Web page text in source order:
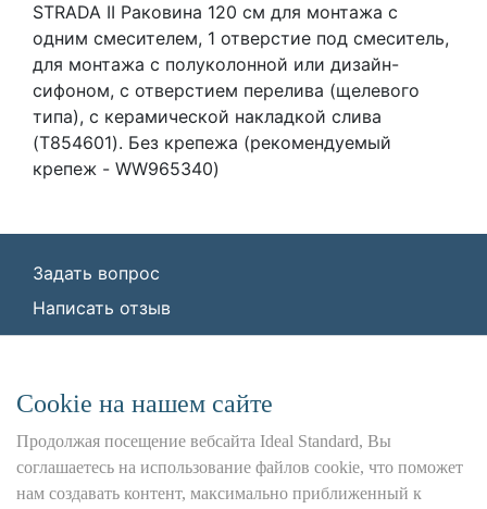
STRADA II Раковина 120 см для монтажа с
одним смесителем, 1 отверстие под смеситель,
для монтажа с полуколонной или дизайн-
сифоном, с отверстием перелива (щелевого
типа), с керамической накладкой слива
(T854601). Без крепежа (рекомендуемый
крепеж - WW965340)
Задать вопрос
Написать отзыв
7736342535, КПП: 772501001, ОГРН:
1227700443266,
Юр. адрес: 115162, г. Москва, Шаболовка ул.,
д. 31 Б
Сookie на нашем сайте
Продолжая посещение вебсайта Ideal Standard, Вы
соглашаетесь на использование файлов cookie, что поможет
нам создавать контент, максимально приближенный к